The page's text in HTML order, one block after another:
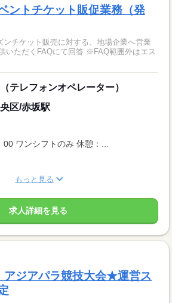
ントチケット販促業務（発
ンチケット販売に対する、地場企業へ営業
テレフォンオペレーター）
区/赤坂駅
00 ワンシフトのみ 休憩：...
もっと見る
求人詳細を見る
アジアパラ競技大会★運営ス